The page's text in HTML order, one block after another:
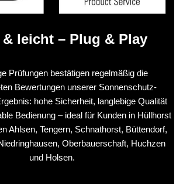
& leicht – Plug & Play
Prüfungen bestätigen regelmäßig die
Bewertungen unserer Sonnenschutz-
hohe Sicherheit, langlebige Qualität
Bedienung – ideal für Kunden in Hüllhorst
Ahlsen, Tengern, Schnathorst, Büttendorf,
Oberbauerschaft, Huchzen
und Holsen.